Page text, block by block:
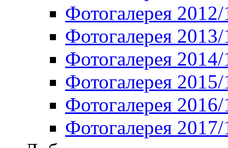
Фотогалерея
Фотогалерея
Фотогалерея
Фотогалерея
Фотогалерея
Фотогалерея